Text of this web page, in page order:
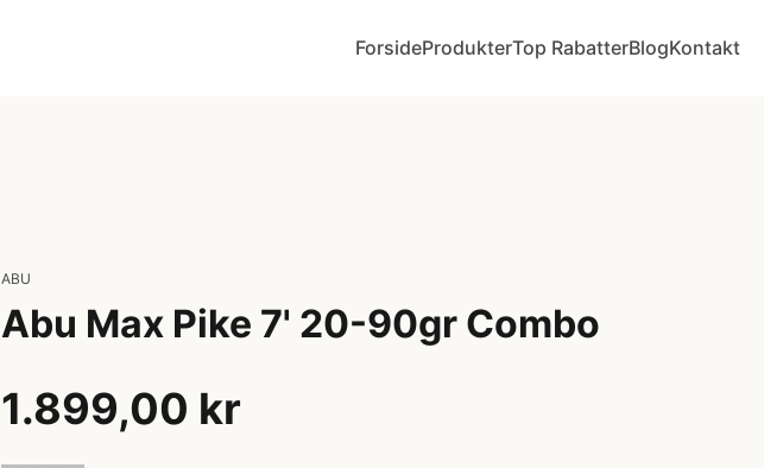
ForsideProdukterTop RabatterBlogKontakt
ABU
Abu Max Pike 7' 20-90gr Combo
1.899,00 kr